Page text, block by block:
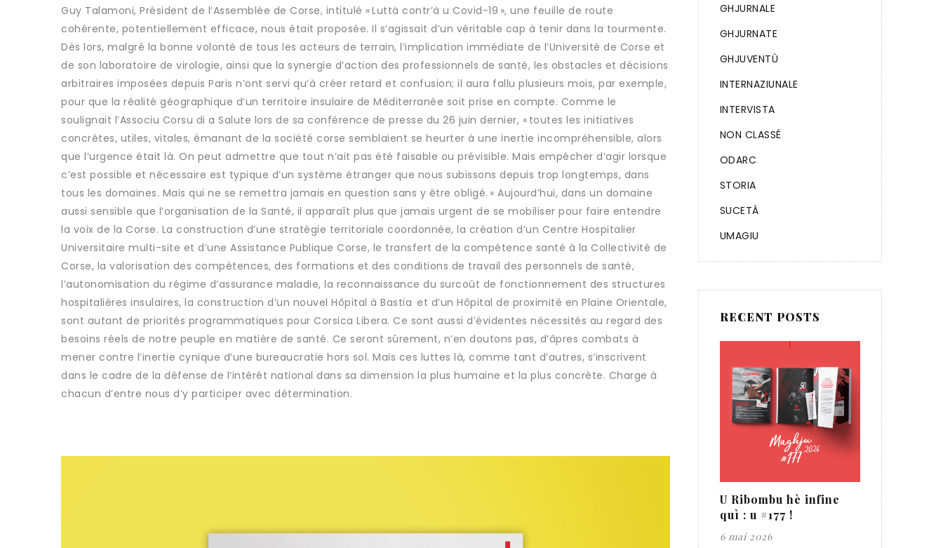
Guy Talamoni, Président de l’Assemblée de Corse, intitulé « Luttà contr’à u Covid-19 », une feuille de route
cohérente, potentiellement efficace, nous était proposée. Il s’agissait d’un véritable cap à tenir dans la tourmente.
Dès lors, malgré la bonne volonté de tous les acteurs de terrain, l’implication immédiate de l’Université de Corse et
de son laboratoire de virologie, ainsi que la synergie d’action des professionnels de santé, les obstacles et décisions
arbitraires imposées depuis Paris n’ont servi qu’à créer retard et confusion; il aura fallu plusieurs mois, par exemple,
pour que la réalité géographique d’un territoire insulaire de Méditerranée soit prise en compte. Comme le
soulignait l’Associu Corsu di a Salute lors de sa conférence de presse du 26 juin dernier, « toutes les initiatives
concrètes, utiles, vitales, émanant de la société corse semblaient se heurter à une inertie incompréhensible, alors
que l’urgence était là. On peut admettre que tout n’ait pas été faisable ou prévisible. Mais empêcher d’agir lorsque
c’est possible et nécessaire est typique d’un système étranger que nous subissons depuis trop longtemps, dans
tous les domaines. Mais qui ne se remettra jamais en question sans y être obligé. » Aujourd’hui, dans un domaine
aussi sensible que l’organisation de la Santé, il apparaît plus que jamais urgent de se mobiliser pour faire entendre
la voix de la Corse. La construction d’une stratégie territoriale coordonnée, la création d’un Centre Hospitalier
Universitaire multi-site et d’une Assistance Publique Corse, le transfert de la compétence santé à la Collectivité de
Corse, la valorisation des compétences, des formations et des conditions de travail des personnels de santé,
l’autonomisation du régime d’assurance maladie, la reconnaissance du surcoût de fonctionnement des structures
hospitalières insulaires, la construction d’un nouvel Hôpital à Bastia et d’un Hôpital de proximité en Plaine Orientale,
sont autant de priorités programmatiques pour Corsica Libera. Ce sont aussi d’évidentes nécessités au regard des
besoins réels de notre peuple en matière de santé. Ce seront sûrement, n’en doutons pas, d’âpres combats à
mener contre l’inertie cynique d’une bureaucratie hors sol. Mais ces luttes là, comme tant d’autres, s’inscrivent
dans le cadre de la défense de l’intérêt national dans sa dimension la plus humaine et la plus concrète. Charge à
chacun d’entre nous d’y participer avec détermination.
GHJURNALE
GHJURNATE
GHJUVENTÙ
INTERNAZIUNALE
INTERVISTA
NON CLASSÉ
ODARC
STORIA
SUCETÀ
UMAGIU
RECENT POSTS
U Ribombu hè infine
quì : u #177 !
6 mai 2026